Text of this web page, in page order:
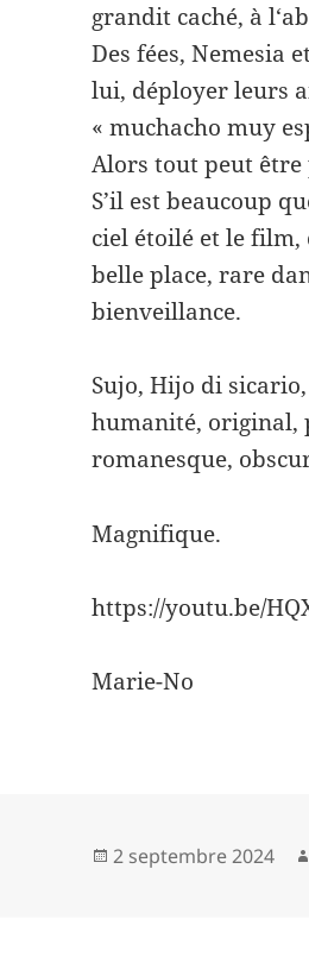
grandit caché, à
Des fées, Nemesia
lui, déployer leurs
« muchacho muy
Alors tout peut être
S’il est beaucoup
ciel étoilé et le film,
belle place, rare
bienveillance.
Sujo, Hijo di
humanité, original,
romanesque,
Magnifique.
https://youtu.be/
Marie-No
Publié
2 septembre 2024